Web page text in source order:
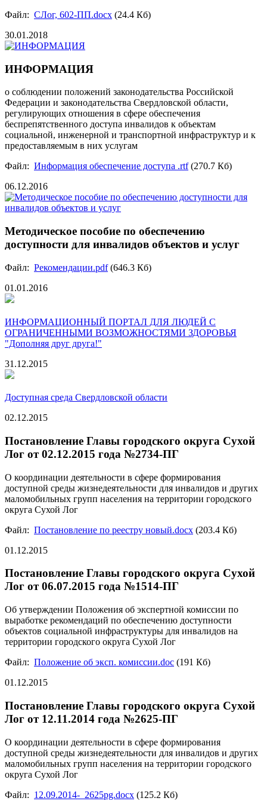
Файл: СЛог, 602-ПП.docx (24.4 Кб)
30.01.2018
ИНФОРМАЦИЯ
о соблюдении положений законодательства Российской
Федерации и законодательства Свердловской области,
регулирующих отношения в сфере обеспечения
беспрепятственного доступа инвалидов к объектам
социальной, инженерной и транспортной инфраструктур и к
предоставляемым в них услугам
Файл: Информация обеспечение доступа .rtf(270.7 Кб)
06.12.2016
Методическое пособие по обеспечению
доступности для инвалидов объектов и услуг
Файл: Рекомендации.pdf(646.3 Кб)
01.01.2016
ИНФОРМАЦИОННЫЙ ПОРТАЛ ДЛЯ ЛЮДЕЙ С
ОГРАНИЧЕННЫМИ ВОЗМОЖНОСТЯМИ ЗДОРОВЬЯ
"Дополняя друг друга!"
31.12.2015
Доступная среда Свердловской области
02.12.2015
Постановление Главы городского округа Сухой
Лог от 02.12.2015 года №2734-ПГ
О координации деятельности в сфере формирования
доступной среды жизнедеятельности для инвалидов и других
маломобильных групп населения на территории городского
округа Сухой Лог
Файл: Постановление по реестру новый.docx (203.4 Кб)
01.12.2015
Постановление Главы городского округа Сухой
Лог от 06.07.2015 года №1514-ПГ
Об утверждении Положения об экспертной комиссии по
выработке рекомендаций по обеспечению доступности
объектов социальной инфраструктуры для инвалидов на
территории городского округа Сухой Лог
Файл: Положение об эксп. комиссии.doc (191 Кб)
01.12.2015
Постановление Главы городского округа Сухой
Лог от 12.11.2014 года №2625-ПГ
О координации деятельности в сфере формирования
доступной среды жизнедеятельности для инвалидов и других
маломобильных групп населения на территории городского
округа Сухой Лог
Файл: 12.09.2014-_2625pg.docx (125.2 Кб)